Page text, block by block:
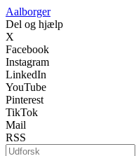
Aalborger
Del og hjælp
X
Facebook
Instagram
LinkedIn
YouTube
Pinterest
TikTok
Mail
RSS